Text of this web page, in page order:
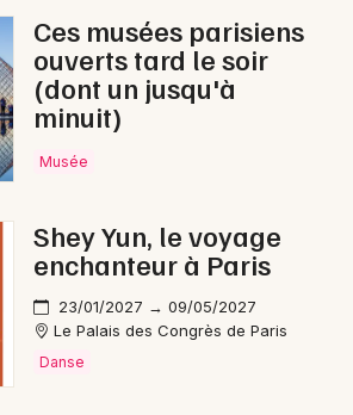
Ces musées parisiens
ouverts tard le soir
(dont un jusqu'à
minuit)
Musée
Shey Yun, le voyage
enchanteur à Paris
23/01/2027 → 09/05/2027
Le Palais des Congrès de Paris
Danse